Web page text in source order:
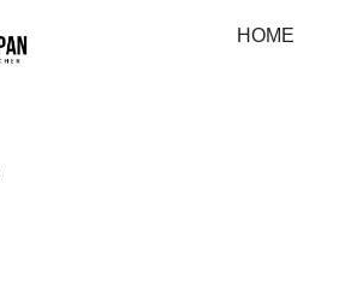
HOME